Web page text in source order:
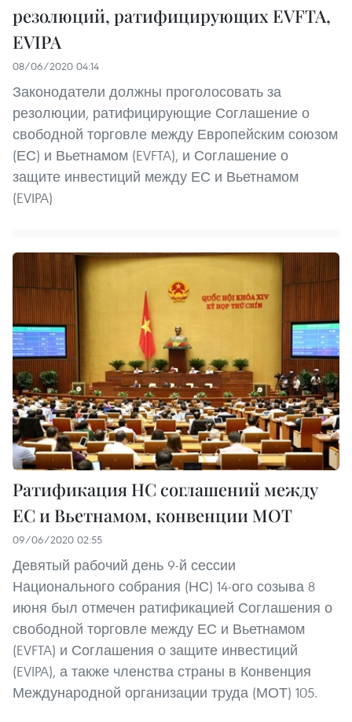
резолюций, ратифицирующих EVFTA,
EVIPA
08/06/2020 04:14
Законодатели должны проголосовать за
резолюции, ратифицирующие Соглашение о
свободной торговле между Европейским союзом
(ЕС) и Вьетнамом (EVFTA), и Соглашение о
защите инвестиций между ЕС и Вьетнамом
(EVIPA)
Ратификация НС соглашений между
ЕС и Вьетнамом, конвенции МОТ
09/06/2020 02:55
Девятый рабочий день 9-й сессии
Национального собрания (НС) 14-ого созыва 8
июня был отмечен ратификацией Соглашения о
свободной торговле между ЕС и Вьетнамом
(EVFTA) и Соглашения о защите инвестиций
(EVIPA), а также членства страны в Конвенция
Международной организации труда (МОТ) 105.